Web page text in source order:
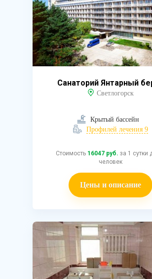
Санаторий Янтарный
Светлогорск
Крытый бассейн
Профилей лечения 9
Стоимость 16047 руб. за 1 сутки
человек
Цены и описание